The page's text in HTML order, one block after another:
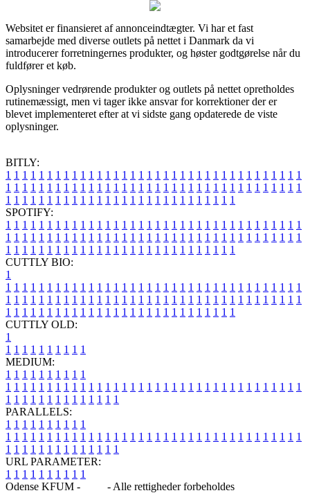
Websitet er finansieret af annonceindtægter. Vi har et fast
samarbejde med diverse outlets på nettet i Danmark da vi
introducerer forretningernes produkter, og høster godtgørelse når du
fuldfører et køb.
Oplysninger vedrørende produkter og outlets på nettet opretholdes
rutinemæssigt, men vi tager ikke ansvar for korrektioner der er
blevet implementeret efter at vi sidste gang opdaterede de viste
oplysninger.
BITLY:
1 1 1 1 1 1 1 1 1 1 1 1 1 1 1 1 1 1 1 1 1 1 1 1 1 1 1 1 1 1 1 1 1 1 1 1
1 1 1 1 1 1 1 1 1 1 1 1 1 1 1 1 1 1 1 1 1 1 1 1 1 1 1 1 1 1 1 1 1 1 1 1
1 1 1 1 1 1 1 1 1 1 1 1 1 1 1 1 1 1 1 1 1 1 1 1 1 1 1 1
SPOTIFY:
1 1 1 1 1 1 1 1 1 1 1 1 1 1 1 1 1 1 1 1 1 1 1 1 1 1 1 1 1 1 1 1 1 1 1 1
1 1 1 1 1 1 1 1 1 1 1 1 1 1 1 1 1 1 1 1 1 1 1 1 1 1 1 1 1 1 1 1 1 1 1 1
1 1 1 1 1 1 1 1 1 1 1 1 1 1 1 1 1 1 1 1 1 1 1 1 1 1 1 1
CUTTLY BIO:
1
1 1 1 1 1 1 1 1 1 1 1 1 1 1 1 1 1 1 1 1 1 1 1 1 1 1 1 1 1 1 1 1 1 1 1 1
1 1 1 1 1 1 1 1 1 1 1 1 1 1 1 1 1 1 1 1 1 1 1 1 1 1 1 1 1 1 1 1 1 1 1 1
1 1 1 1 1 1 1 1 1 1 1 1 1 1 1 1 1 1 1 1 1 1 1 1 1 1 1 1
CUTTLY OLD:
1
1 1 1 1 1 1 1 1 1 1
MEDIUM:
1 1 1 1 1 1 1 1 1 1
1 1 1 1 1 1 1 1 1 1 1 1 1 1 1 1 1 1 1 1 1 1 1 1 1 1 1 1 1 1 1 1 1 1 1 1
1 1 1 1 1 1 1 1 1 1 1 1 1 1
PARALLELS:
1 1 1 1 1 1 1 1 1 1
1 1 1 1 1 1 1 1 1 1 1 1 1 1 1 1 1 1 1 1 1 1 1 1 1 1 1 1 1 1 1 1 1 1 1 1
1 1 1 1 1 1 1 1 1 1 1 1 1 1
URL PARAMETER:
1 1 1 1 1 1 1 1 1 1
Odense KFUM -
- Alle rettigheder forbeholdes